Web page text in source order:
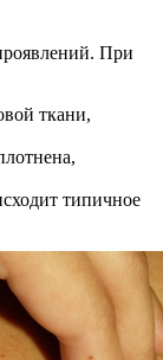
При
ткани,
типичное